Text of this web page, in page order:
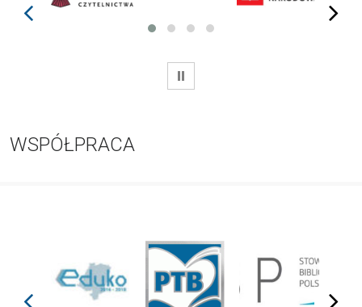
prev next
WSTRZYMAJ
WSPÓŁPRACA
prev next